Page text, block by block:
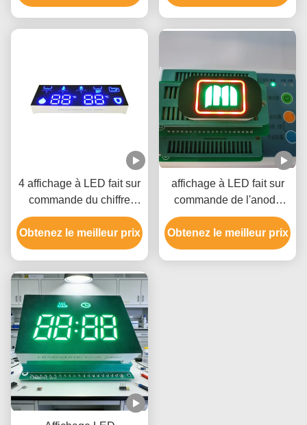
8.6mm deux
4 affichage à LED fait sur
commande du chiffre
20mA 9.8mm pour la
toilette futée
Obtenez le meilleur prix
affichage à LED fait sur
commande de l'anode
35mcd commune pour la
cigarette d'E
Obtenez le meilleur prix